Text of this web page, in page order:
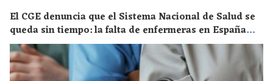
El CGE denuncia que el Sistema Nacional de Salud se
queda sin tiempo: la falta de enfermeras en España
supone un riesgo enorme para la salud de toda la
población